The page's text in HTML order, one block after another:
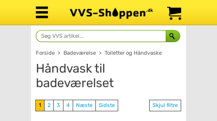
Forside > Badeværelse > Toiletter og Håndvaske
Håndvask til
badeværelset
1 2 3 4 Næste Sidste Skjul filtre